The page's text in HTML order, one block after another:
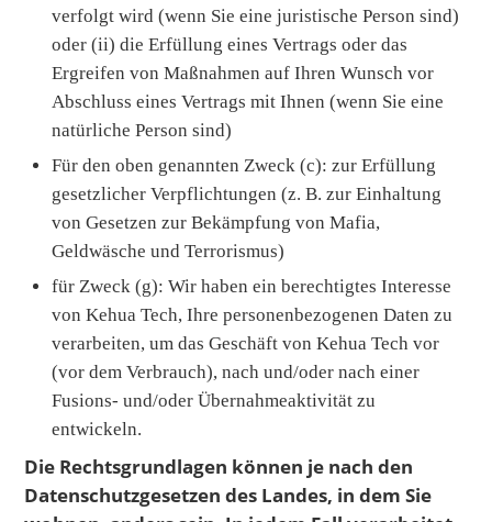
verfolgt wird (wenn Sie eine juristische Person sind)
oder (ii) die Erfüllung eines Vertrags oder das
Ergreifen von Maßnahmen auf Ihren Wunsch vor
Abschluss eines Vertrags mit Ihnen (wenn Sie eine
natürliche Person sind)
Für den oben genannten Zweck (c): zur Erfüllung
gesetzlicher Verpflichtungen (z. B. zur Einhaltung
von Gesetzen zur Bekämpfung von Mafia,
Geldwäsche und Terrorismus)
für Zweck (g): Wir haben ein berechtigtes Interesse
von Kehua Tech, Ihre personenbezogenen Daten zu
verarbeiten, um das Geschäft von Kehua Tech vor
(vor dem Verbrauch), nach und/oder nach einer
Fusions- und/oder Übernahmeaktivität zu
entwickeln.
Die Rechtsgrundlagen können je nach den
Datenschutzgesetzen des Landes, in dem Sie